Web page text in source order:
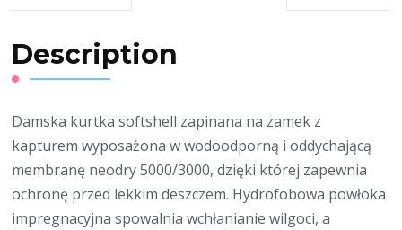
Description
Damska kurtka softshell zapinana na zamek z
kapturem wyposażona w wodoodporną i oddychającą
membranę neodry 5000/3000, dzięki której zapewnia
ochronę przed lekkim deszczem. Hydrofobowa powłoka
impregnacyjna spowalnia wchłanianie wilgoci, a